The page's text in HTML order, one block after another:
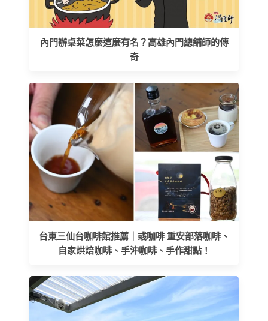
內門辦桌菜怎麼這麼有名？高雄內門總舖師的傳
奇
台東三仙台咖啡館推薦｜彧咖啡 重安部落咖啡、
自家烘焙咖啡、手沖咖啡、手作甜點！